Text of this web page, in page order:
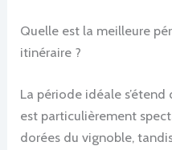
Quelle est la meilleure
itinéraire ?
La période idéale
est particulièrement
dorées du vignoble,